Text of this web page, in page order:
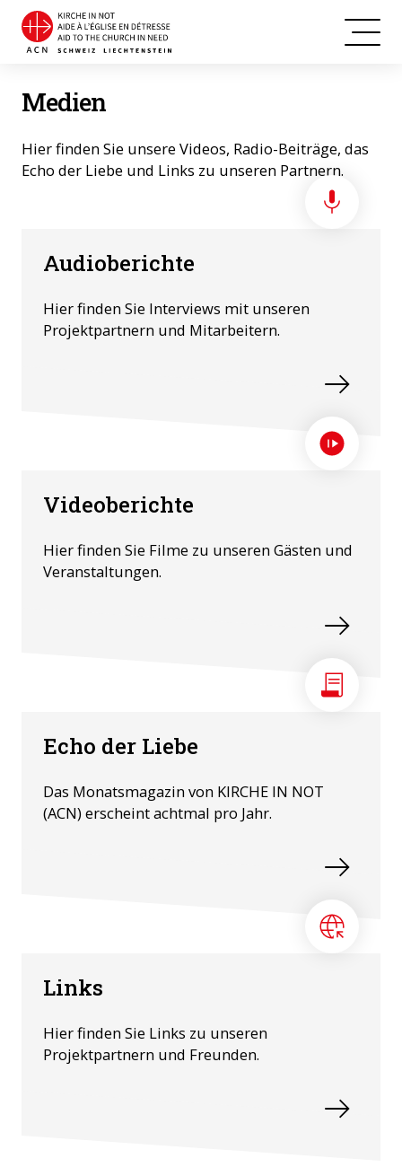
Medien
Hier finden Sie unsere Videos, Radio-Beiträge, das
Echo der Liebe und Links zu unseren Partnern.
Audioberichte
Hier finden Sie Interviews mit unseren
Projektpartnern und Mitarbeitern.
Videoberichte
Hier finden Sie Filme zu unseren Gästen und
Veranstaltungen.
Echo der Liebe
Das Monatsmagazin von KIRCHE IN NOT
(ACN) erscheint achtmal pro Jahr.
Links
Hier finden Sie Links zu unseren
Projektpartnern und Freunden.